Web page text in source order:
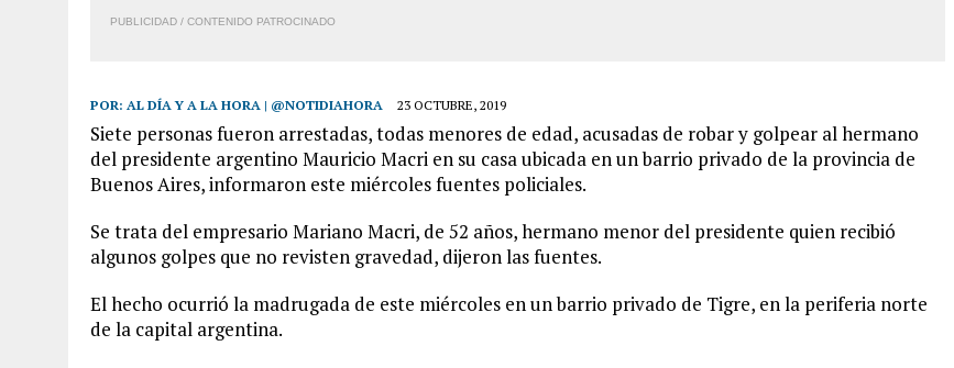
5 AGOSTO, 2026 | PRESUNTO BROTE PSICÓTICO POR FALTA DE TRATAMIENTO DESENCADENÓ TRAGEDIA FAMILIAR
PUBLICIDAD / CONTENIDO PATROCINADO
POR: AL DÍA Y A LA HORA | @NOTIDIAHORA 23 OCTUBRE, 2019
Siete personas fueron arrestadas, todas menores de edad, acusadas de robar y golpear al hermano
del presidente argentino Mauricio Macri en su casa ubicada en un barrio privado de la provincia de
Buenos Aires, informaron este miércoles fuentes policiales.
Se trata del empresario Mariano Macri, de 52 años, hermano menor del presidente quien recibió
algunos golpes que no revisten gravedad, dijeron las fuentes.
El hecho ocurrió la madrugada de este miércoles en un barrio privado de Tigre, en la periferia norte
de la capital argentina.